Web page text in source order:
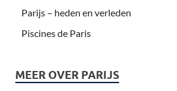
Parijs – heden en verleden
Piscines de Paris
MEER OVER PARIJS